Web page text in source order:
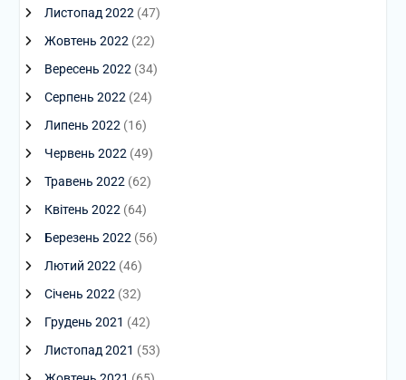
Листопад 2022(47)
Жовтень 2022(22)
Вересень 2022(34)
Серпень 2022(24)
Липень 2022(16)
Червень 2022(49)
Травень 2022(62)
Квітень 2022(64)
Березень 2022(56)
Лютий 2022(46)
Січень 2022(32)
Грудень 2021 (42)
Листопад 2021 (53)